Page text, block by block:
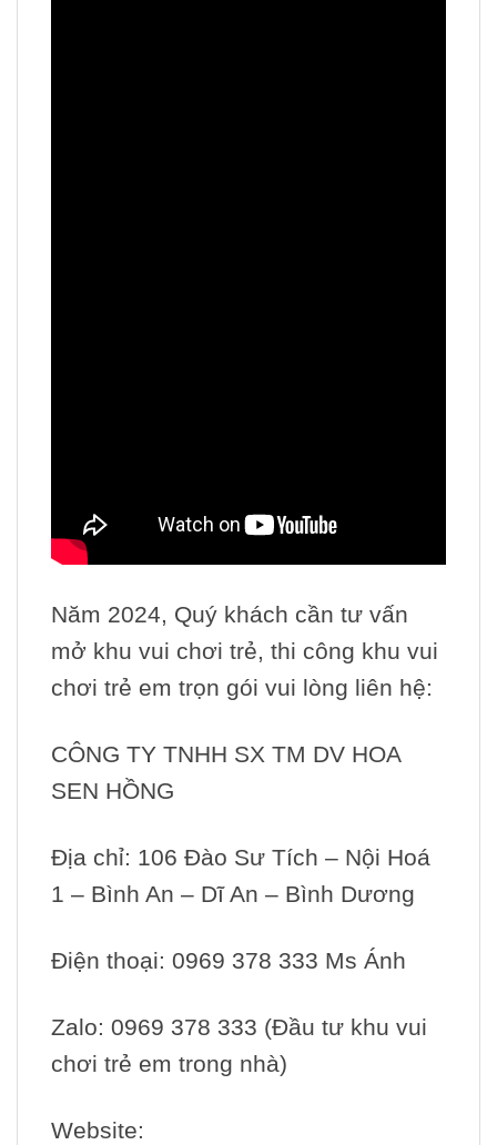
Năm 2024, Quý khách cần tư vấn
mở khu vui chơi trẻ, thi công khu vui
chơi trẻ em trọn gói vui lòng liên hệ:
CÔNG TY TNHH SX TM DV HOA
SEN HỒNG
Địa chỉ: 106 Đào Sư Tích – Nội Hoá
1 – Bình An – Dĩ An – Bình Dương
Điện thoại: 0969 378 333 Ms Ánh
Zalo: 0969 378 333 (Đầu tư khu vui
chơi trẻ em trong nhà)
Website: